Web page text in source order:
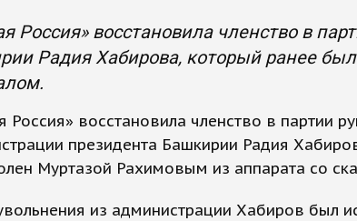
Россия» восстановила членство в
Радия Хабирова, который ранее
Россия» восстановила членство в партии
президента Башкирии Радия
Муртазой Рахимовым из аппарата со
из администрации Хабиров был